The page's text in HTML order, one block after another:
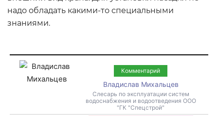
надо обладать какими-то специальными
знаниями.
Комментарий
Владислав Михальцев
Слесарь по эксплуатации систем
водоснабжения и водоотведения ООО
"ГК "Спецстрой"